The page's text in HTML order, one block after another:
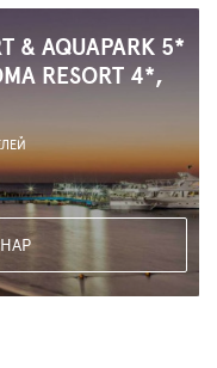
& AQUAPARK 5*
RESORT 4*,